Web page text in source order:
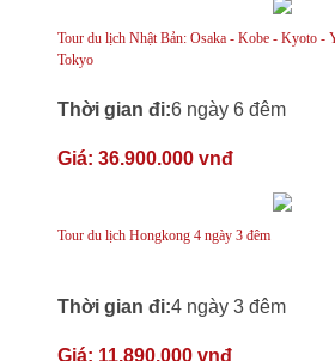
Tour du lịch Nhật Bản: Osaka - Kobe - Kyoto -
Tokyo
Thời gian đi:6 ngày 6 đêm
Giá: 36.900.000 vnđ
Tour du lịch Hongkong 4 ngày 3 đêm
Thời gian đi:4 ngày 3 đêm
Giá: 11.890.000 vnđ